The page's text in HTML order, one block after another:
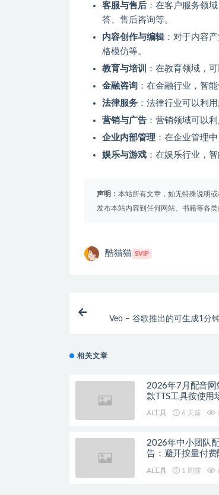
客服与售后 ：在客户服务领
答、售后咨询等。
内容创作与编辑：对于内容
格模仿等。
教育与培训
：在教育领域，
金融咨询 ：在金融行业，智
法律服务 ：法律行业可以利
营销与广告 ：营销领域可以
企业内部管理 ：在企业管理
娱乐与游戏 ：在娱乐行业，
声明： 本站所有文章，如无特殊说明
发布本站内容到任何网站、书籍等各
酷猫猫 SVIP
Veo – 谷歌推出的可生成1分
相关文章
2026年7月配音网
款TTS工具按使用
AI工具 6 天前
2026年中小团队
告：避开按量付费
AI工具 1 周前